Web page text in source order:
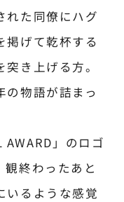
れた同僚にハグ
掲げて乾杯する
き上げる方。
物語が詰まっ
」のロゴ
終わったあと
いるような感覚